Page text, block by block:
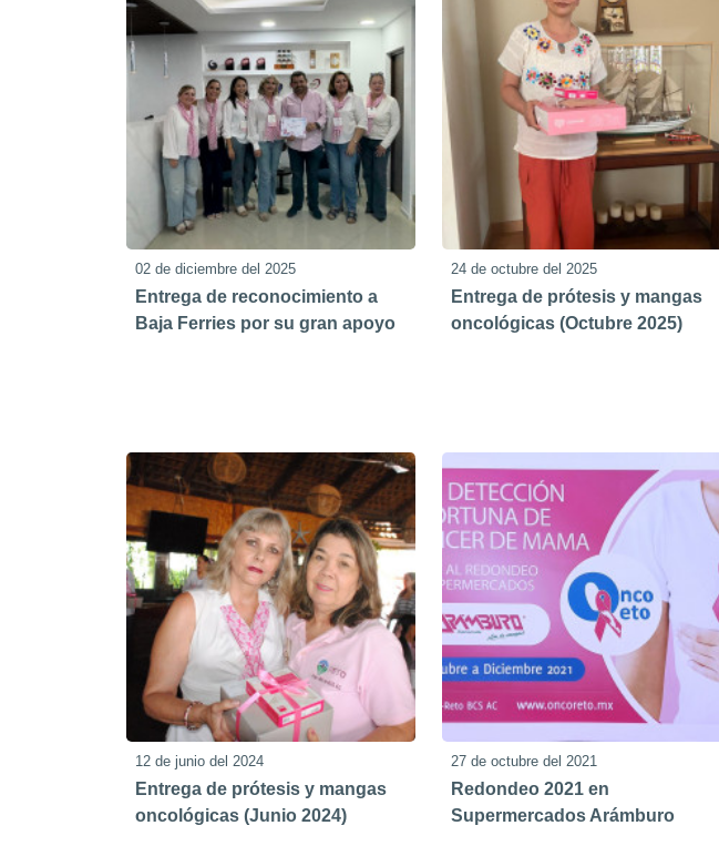
02 de diciembre del 2025
Entrega de reconocimiento a
Baja Ferries por su gran apoyo
24 de octubre del 2025
Entrega de prótesis y mangas
oncológicas (Octubre 2025)
12 de junio del 2024
Entrega de prótesis y mangas
oncológicas (Junio 2024)
27 de octubre del 2021
Redondeo 2021 en
Supermercados Arámburo